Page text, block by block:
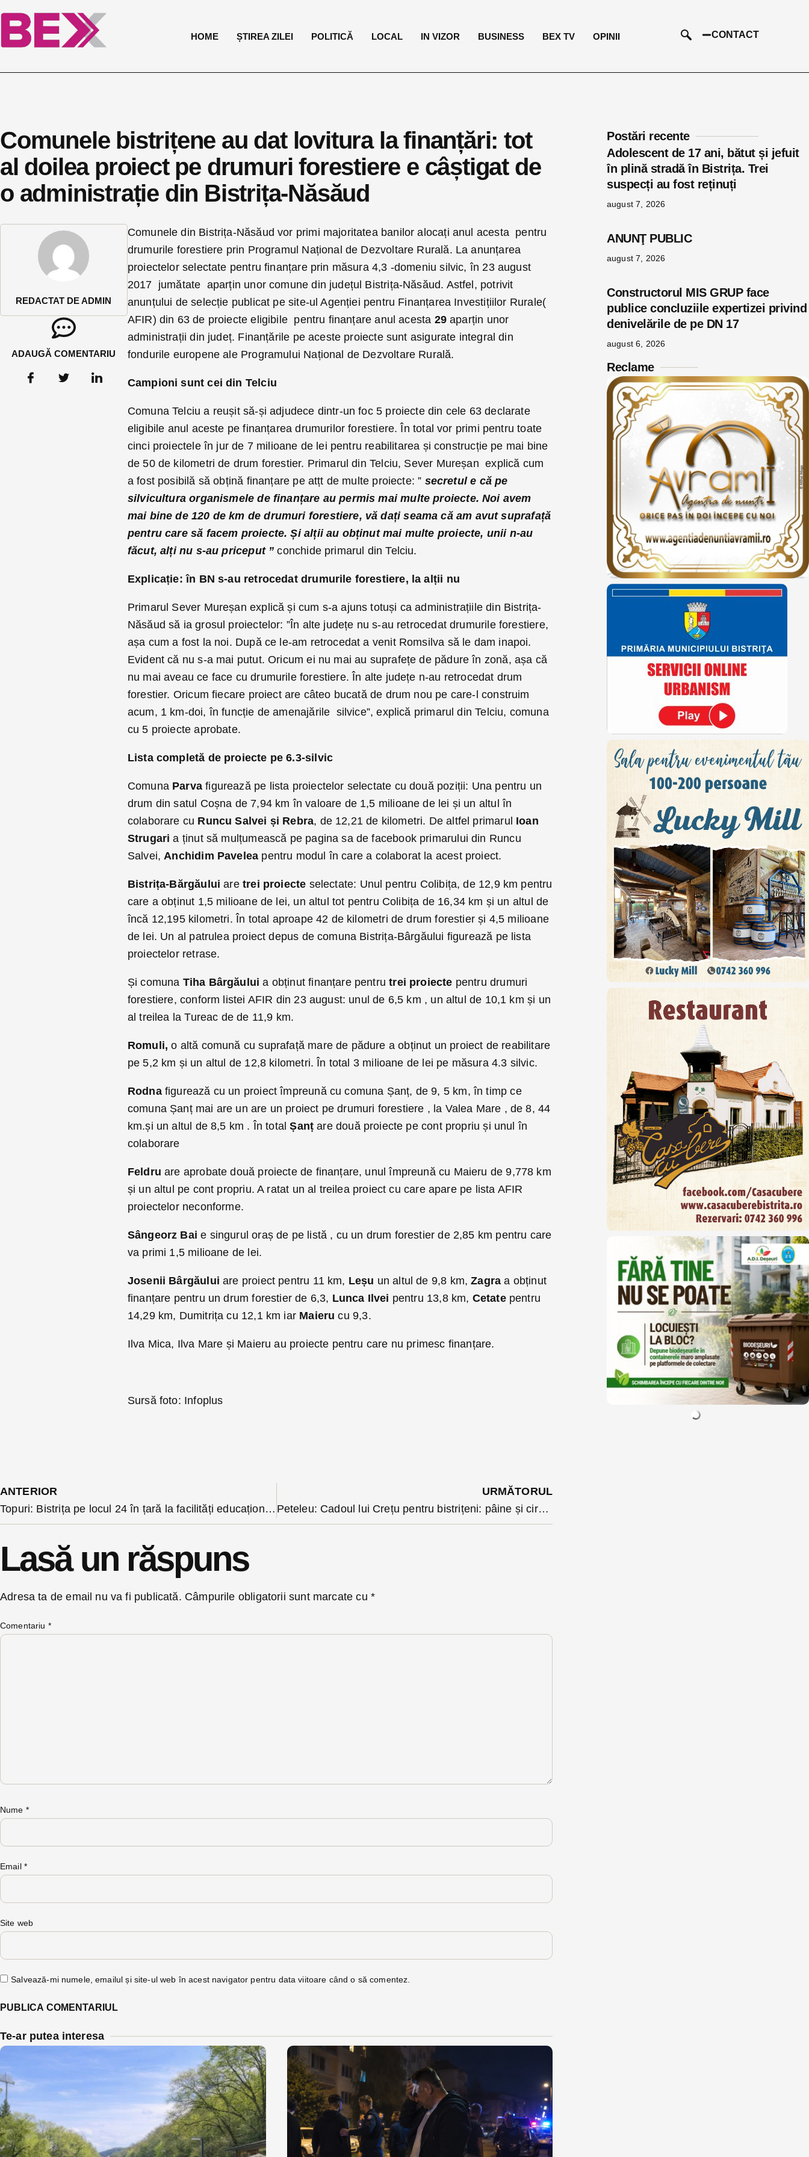
HOME ȘTIREA ZILEI POLITICĂ LOCAL IN VIZOR BUSINESS BEX TV OPINII CONTACT
Comunele bistrițene au dat lovitura la finanțări: tot
al doilea proiect pe drumuri forestiere e câștigat de
o administrație din Bistrița-Năsăud
REDACTAT DE ADMIN
ADAUGĂ COMENTARIU
Comunele din Bistrița-Năsăud vor primi majoritatea banilor alocați anul acesta pentru
drumurile forestiere prin Programul Național de Dezvoltare Rurală. La anunțarea
proiectelor selectate pentru finanțare prin măsura 4,3 -domeniu silvic, în 23 august
2017 jumătate aparțin unor comune din județul Bistrița-Năsăud. Astfel, potrivit
anunțului de selecție publicat pe site-ul Agenției pentru Finanțarea Investițiilor Rurale(
AFIR) din 63 de proiecte eligibile pentru finanțare anul acesta 29aparțin unor
administrații din județ. Finanțările pe aceste proiecte sunt asigurate integral din
fondurile europene ale Programului Național de Dezvoltare Rurală.
Campioni sunt cei din Telciu
Comuna Telciu a reușit să-și adjudece dintr-un foc 5 proiecte din cele 63 declarate
eligibile anul aceste pe finanțarea drumurilor forestiere. În total vor primi pentru toate
cinci proiectele în jur de 7 milioane de lei pentru reabilitarea și construcție pe mai bine
de 50 de kilometri de drum forestier. Primarul din Telciu, Sever Mureșan explică cum
a fost posibilă să obțină finanțare pe atțt de multe proiecte: ” secretul e că pe
silvicultura organismele de finanțare au permis mai multe proiecte. Noi avem
mai bine de 120 de km de drumuri forestiere, vă dați seama că am avut suprafață
pentru care să facem proiecte. Și alții au obținut mai multe proiecte, unii n-au
făcut, alți nu s-au priceput ”conchide primarul din Telciu.
Explicație: în BN s-au retrocedat drumurile forestiere, la alții nu
Primarul Sever Mureșan explică și cum s-a ajuns totuși ca administrațiile din Bistrița-
Năsăud să ia grosul proiectelor: ”În alte județe nu s-au retrocedat drumurile forestiere,
așa cum a fost la noi. După ce le-am retrocedat a venit Romsilva să le dam inapoi.
Evident că nu s-a mai putut. Oricum ei nu mai au suprafețe de pădure în zonă, așa că
nu mai aveau ce face cu drumurile forestiere. În alte județe n-au retrocedat drum
forestier. Oricum fiecare proiect are câteo bucată de drum nou pe care-l construim
acum, 1 km-doi, în funcție de amenajările silvice”, explică primarul din Telciu, comuna
cu 5 proiecte aprobate.
Lista completă de proiecte pe 6.3-silvic
Comuna Parva figurează pe lista proiectelor selectate cu două poziții: Una pentru un
drum din satul Coșna de 7,94 km în valoare de 1,5 milioane de lei și un altul în
colaborare cu Runcu Salvei și Rebra, de 12,21 de kilometri. De altfel primarul Ioan
Strugari a ținut să mulțumească pe pagina sa de facebook primarului din Runcu
Salvei,Anchidim Pavelea pentru modul în care a colaborat la acest proiect.
Bistrița-Bărgăului aretrei proiecte selectate: Unul pentru Colibița, de 12,9 km pentru
care a obținut 1,5 milioane de lei, un altul tot pentru Colibița de 16,34 km și un altul de
încă 12,195 kilometri. În total aproape 42 de kilometri de drum forestier și 4,5 milioane
de lei. Un al patrulea proiect depus de comuna Bistrița-Bârgăului figurează pe lista
proiectelor retrase.
Și comuna Tiha Bârgăului a obținut finanțare pentrutrei proiecte pentru drumuri
forestiere, conform listei AFIR din 23 august: unul de 6,5 km , un altul de 10,1 km și un
al treilea la Tureac de de 11,9 km.
Romuli, o altă comună cu suprafață mare de pădure a obținut un proiect de reabilitare
pe 5,2 km și un altul de 12,8 kilometri. În total 3 milioane de lei pe măsura 4.3 silvic.
Rodnafigurează cu un proiect împreună cu comuna Șanț, de 9, 5 km, în timp ce
comuna Șanț mai are un are un proiect pe drumuri forestiere , la Valea Mare , de 8, 44
km.și un altul de 8,5 km . În totalȘanț are două proiecte pe cont propriu și unul în
colaborare
Feldru are aprobate două proiecte de finanțare, unul împreună cu Maieru de 9,778 km
și un altul pe cont propriu. A ratat un al treilea proiect cu care apare pe lista AFIR
proiectelor neconforme.
Sângeorz Bai e singurul oraș de pe listă , cu un drum forestier de 2,85 km pentru care
va primi 1,5 milioane de lei.
Josenii Bârgăului are proiect pentru 11 km, Leșu un altul de 9,8 km,Zagra a obținut
finanțare pentru un drum forestier de 6,3, Lunca Ilvei pentru 13,8 km, Cetatepentru
14,29 km, Dumitrița cu 12,1 km iar Maieru cu 9,3.
Ilva Mica, Ilva Mare și Maieru au proiecte pentru care nu primesc finanțare.
Sursă foto: Infoplus
ANTERIOR
Topuri: Bistrița pe locul 24 în țară la facilități educaționale
URMĂTORUL
Peteleu: Cadoul lui Crețu pentru bistrițeni: pâine și circ ca să mascheze nerealizările din 8 ani
Lasă un răspuns
Adresa ta de email nu va fi publicată. Câmpurile obligatorii sunt marcate cu *
Comentariu *
Nume *
Email *
Site web
Salvează-mi numele, emailul și site-ul web în acest navigator pentru data viitoare când o să comentez.
Te-ar putea interesa
Postări recente
Adolescent de 17 ani, bătut și jefuit
în plină stradă în Bistrița. Trei
suspecți au fost reținuți
august 7, 2026
ANUNŢ PUBLIC
august 7, 2026
Constructorul MIS GRUP face
publice concluziile expertizei privind
denivelările de pe DN 17
august 6, 2026
Reclame